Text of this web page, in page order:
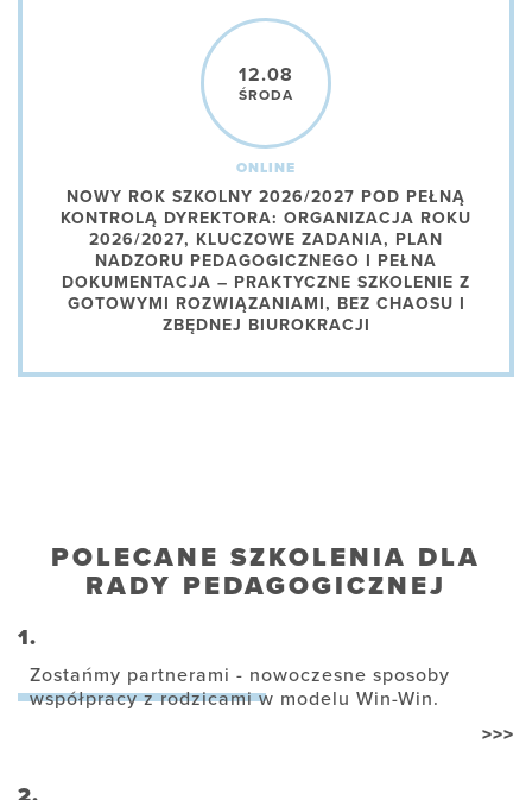
12.08
ŚRODA
ONLINE
NOWY ROK SZKOLNY 2026/2027 POD PEŁNĄ
KONTROLĄ DYREKTORA: ORGANIZACJA ROKU
2026/2027, KLUCZOWE ZADANIA, PLAN
NADZORU PEDAGOGICZNEGO I PEŁNA
DOKUMENTACJA – PRAKTYCZNE SZKOLENIE Z
GOTOWYMI ROZWIĄZANIAMI, BEZ CHAOSU I
ZBĘDNEJ BIUROKRACJI
POLECANE SZKOLENIA DLA
RADY PEDAGOGICZNEJ
1.
Zostańmy partnerami - nowoczesne sposoby
współpracy z rodzicami w modelu Win-Win.
>>>